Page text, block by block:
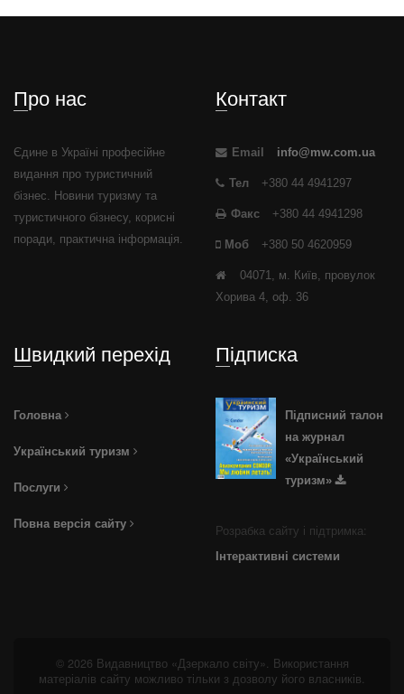
Про нас
Єдине в Україні професійне
видання про туристичний
бізнес. Новини туризму та
туристичного бізнесу, корисні
поради, практична інформація.
Контакт
Email info@mw.com.ua
Тел +380 44 4941297
Факс +380 44 4941298
Моб +380 50 4620959
04071, м. Київ, провулок
Хорива 4, оф. 36
Швидкий перехід
Головна
Український туризм
Послуги
Повна версія сайту
Підписка
Підписний талон
на журнал
«Український
туризм»
Розрабка сайту і підтримка:
Інтерактивні системи
© 2026 Видавництво «Дзеркало світу». Використання
матеріалів сайту можливо тільки з дозволу його власників.